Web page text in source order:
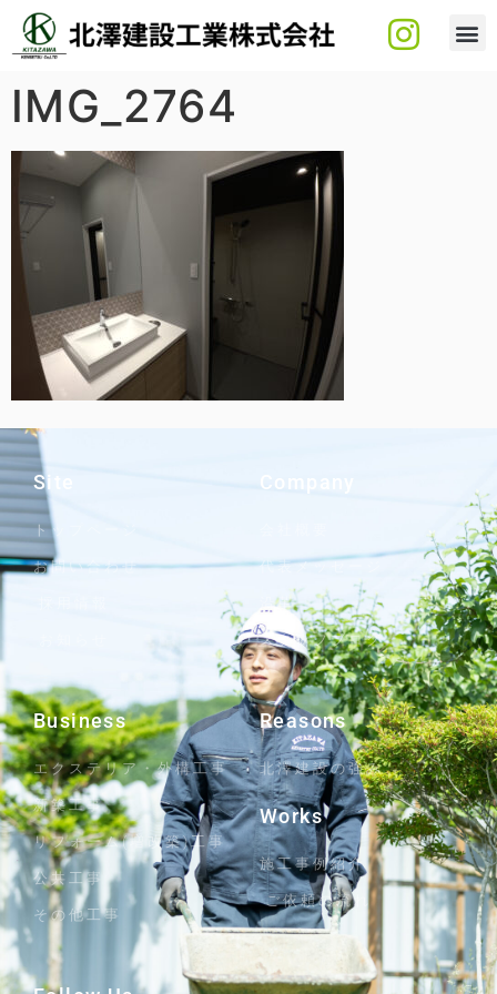
IMG_2764
Site
トップページ
お問い合わせ
Company
代表メッセージ
沿革
スタッフブログ
Business
エクステリア・外構工事
新築工事
リフォーム(増改築)工事
公共工事
その他工事
Reasons
北澤建設の強み
Works
施工事例紹介
ご依頼の流れ